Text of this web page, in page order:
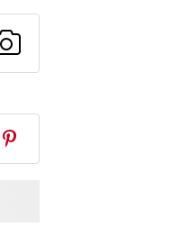
ad un
ricetta
Pubblica la